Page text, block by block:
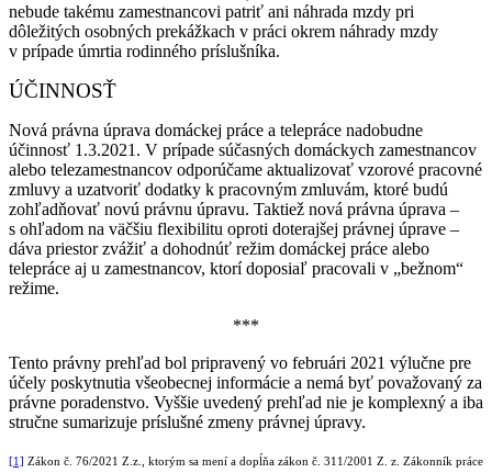
nebude takému zamestnancovi patriť ani náhrada mzdy pri
dôležitých osobných prekážkach v práci okrem náhrady mzdy
v prípade úmrtia rodinného príslušníka.
ÚČINNOSŤ
Nová právna úprava domáckej práce a telepráce nadobudne
účinnosť 1.3.2021. V prípade súčasných domáckych zamestnancov
alebo telezamestnancov odporúčame aktualizovať vzorové pracovné
zmluvy a uzatvoriť dodatky k pracovným zmluvám, ktoré budú
zohľadňovať novú právnu úpravu. Taktiež nová právna úprava –
s ohľadom na väčšiu flexibilitu oproti doterajšej právnej úprave –
dáva priestor zvážiť a dohodnúť režim domáckej práce alebo
telepráce aj u zamestnancov, ktorí doposiaľ pracovali v „bežnom“
režime.
***
Tento právny prehľad bol pripravený vo februári 2021 výlučne pre
účely poskytnutia všeobecnej informácie a nemá byť považovaný za
právne poradenstvo. Vyššie uvedený prehľad nie je komplexný a iba
stručne sumarizuje príslušné zmeny právnej úpravy.
[1] Zákon č. 76/2021 Z.z., ktorým sa mení a dopĺňa zákon č. 311/2001 Z. z. Zákonník práce